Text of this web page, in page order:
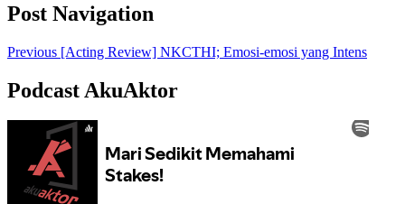
Post Navigation
Previous [Acting Review] NKCTHI; Emosi-emosi yang Intens
Podcast AkuAktor